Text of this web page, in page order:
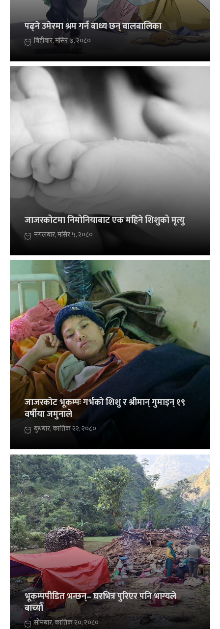
पढ्ने उमेरमा श्रम गर्न बाध्य छन् बालबालिका
बिहीबार, मंसिर ७, २०८०
जाजरकोटमा निमोनियाबाट एक महिने शिशुको मृत्यु
मंगलबार, मंसिर ५, २०८०
जाजरकोट भूकम्पः गर्भको शिशु र श्रीमान् गुमाइन् १९
वर्षीया जमुनाले
बुधबार, कात्तिक २२, २०८०
भूकम्पपीडित भन्छन्– घरभित्र पुरिएर पनि भाग्यले
बाच्यौँ
सोमबार, कात्तिक २०, २०८०